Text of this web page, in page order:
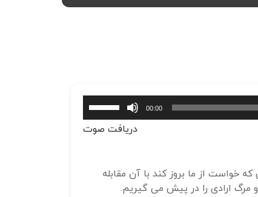
00:00
یا
دریافت صوت
خواست از ما بروز کند با آن مقابله
ارادی را در پیش می گیریم.